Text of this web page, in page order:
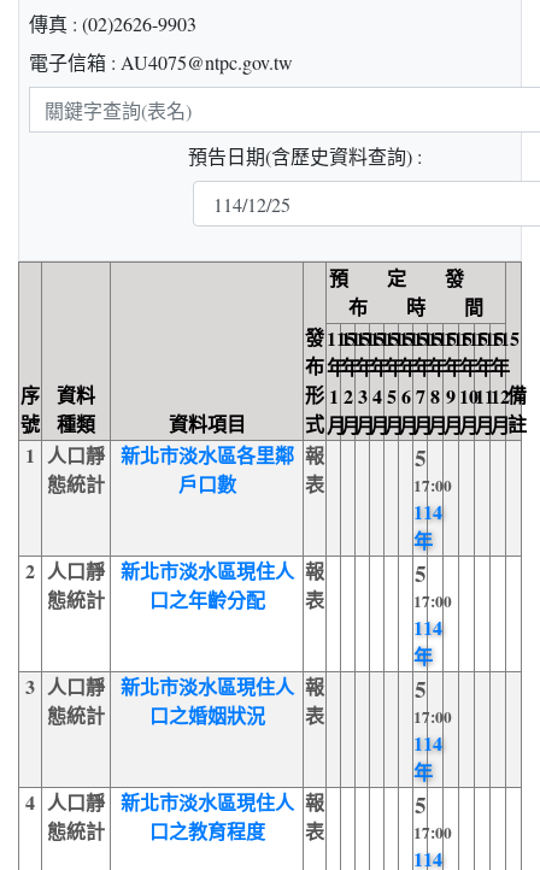
傳真 : (02)2626-9903
電子信箱 : AU4075@ntpc.gov.tw
關
鍵
預告日期(含歷史資料查詢) :
序
號
資料
種類
資料項目
發
布
形
式
預 定 發
布 時 間
備
註
115
年
1
月
115
年
2
月
115
年
3
月
115
年
4
月
115
年
5
月
115
年
6
月
115
年
7
月
115
年
8
月
115
年
9
月
115
年
10
月
115
年
11
月
115
年
12
月
1 人口靜
態統計
新北市淡水區各里鄰
戶口數
報
表
5
17:00
114
年
2 人口靜
態統計
新北市淡水區現住人
口之年齡分配
報
表
5
17:00
114
年
3 人口靜
態統計
新北市淡水區現住人
口之婚姻狀況
報
表
5
17:00
114
年
4 人口靜
態統計
新北市淡水區現住人
口之教育程度
報
表
5
17:00
114